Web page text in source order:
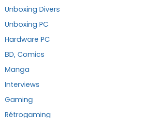
Unboxing Divers
Unboxing PC
Hardware PC
BD, Comics
Manga
Interviews
Gaming
Rétrogaming